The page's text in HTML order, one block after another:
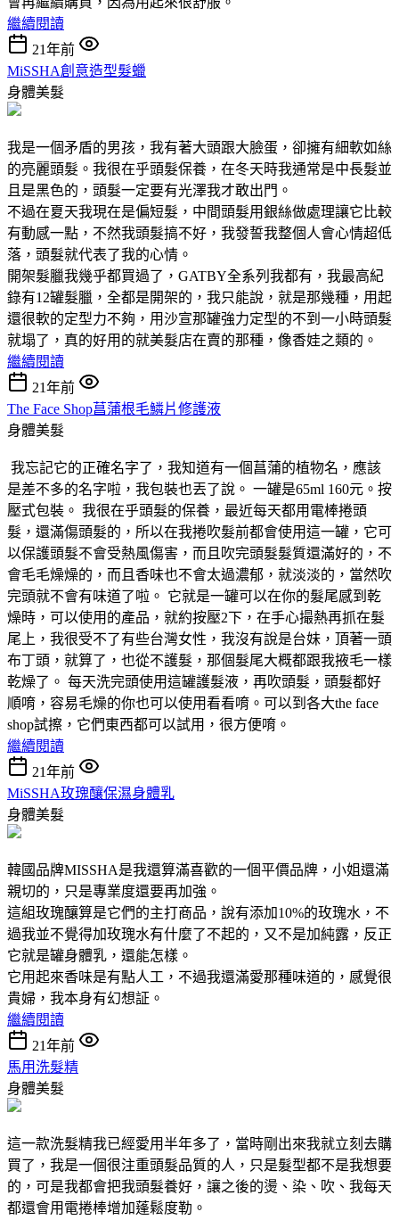
繼續閱讀
21年前
MiSSHA創意造型髮蠟
身體美髮
我是一個矛盾的男孩，我有著大頭跟大臉蛋，卻擁有細軟如絲
的亮麗頭髮。我很在乎頭髮保養，在冬天時我通常是中長髮並
且是黑色的，頭髮一定要有光澤我才敢出門。
不過在夏天我現在是偏短髮，中間頭髮用銀絲做處理讓它比較
有動感一點，不然我頭髮搞不好，我發誓我整個人會心情超低
落，頭髮就代表了我的心情。
開架髮臘我幾乎都買過了，GATBY全系列我都有，我最高紀
錄有12罐髮臘，全都是開架的，我只能說，就是那幾種，用起
還很軟的定型力不夠，用沙宣那罐強力定型的不到一小時頭髮
就塌了，真的好用的就美髮店在賣的那種，像香娃之類的。
繼續閱讀
21年前
The Face Shop菖蒲根毛鱗片修護液
身體美髮
我忘記它的正確名字了，我知道有一個菖蒲的植物名，應該
是差不多的名字啦，我包裝也丟了說。 一罐是65ml 160元。按
壓式包裝。 我很在乎頭髮的保養，最近每天都用電棒捲頭
髮，還滿傷頭髮的，所以在我捲吹髮前都會使用這一罐，它可
以保護頭髮不會受熱風傷害，而且吹完頭髮髮質還滿好的，不
會毛毛燥燥的，而且香味也不會太過濃郁，就淡淡的，當然吹
完頭就不會有味道了啦。 它就是一罐可以在你的髮尾感到乾
燥時，可以使用的產品，就約按壓2下，在手心撮熱再抓在髮
尾上，我很受不了有些台灣女性，我沒有說是台妹，頂著一頭
布丁頭，就算了，也從不護髮，那個髮尾大概都跟我掖毛一樣
乾燥了。 每天洗完頭使用這罐護髮液，再吹頭髮，頭髮都好
順唷，容易毛燥的你也可以使用看看唷。可以到各大the face
shop試擦，它們東西都可以試用，很方便唷。
繼續閱讀
21年前
MiSSHA玫瑰釀保濕身體乳
身體美髮
韓國品牌MISSHA是我還算滿喜歡的一個平價品牌，小姐還滿
親切的，只是專業度還要再加強。
這組玫瑰釀算是它們的主打商品，說有添加10%的玫瑰水，不
過我並不覺得加玫瑰水有什麼了不起的，又不是加純露，反正
它就是罐身體乳，還能怎樣。
它用起來香味是有點人工，不過我還滿愛那種味道的，感覺很
貴婦，我本身有幻想証。
繼續閱讀
21年前
馬用洗髮精
身體美髮
這一款洗髮精我已經愛用半年多了，當時剛出來我就立刻去購
買了，我是一個很注重頭髮品質的人，只是髮型都不是我想要
的，可是我都會把我頭髮養好，讓之後的燙、染、吹、我每天
都還會用電捲棒增加蓬鬆度勒。